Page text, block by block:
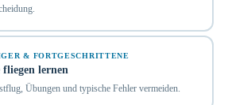
& FORTGESCHRITTENE
fliegen lernen
Übungen und typische Fehler vermeiden.